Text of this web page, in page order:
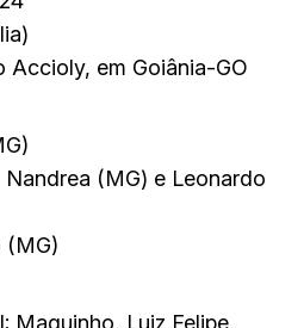
Accioly, em Goiânia-GO
(MG) e Leonardo
(MG)
Maguinho, Luiz Felipe,